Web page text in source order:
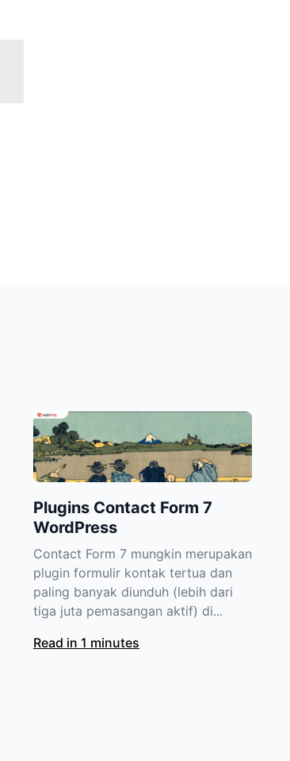
Plugins Contact Form 7
WordPress
Contact Form 7 mungkin merupakan
plugin formulir kontak tertua dan
paling banyak diunduh (lebih dari
tiga juta pemasangan aktif) di...
Read in 1 minutes